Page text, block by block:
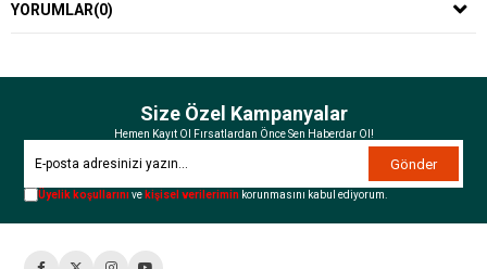
YORUMLAR(0)
Size Özel Kampanyalar
Hemen Kayıt Ol Fırsatlardan Önce Sen Haberdar Ol!
Gönder
Üyelik koşullarınıve kişisel verilerimin korunmasını kabul ediyorum.